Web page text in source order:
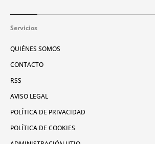
Servicios
QUIÉNES SOMOS
CONTACTO
RSS
AVISO LEGAL
POLÍTICA DE PRIVACIDAD
POLÍTICA DE COOKIES